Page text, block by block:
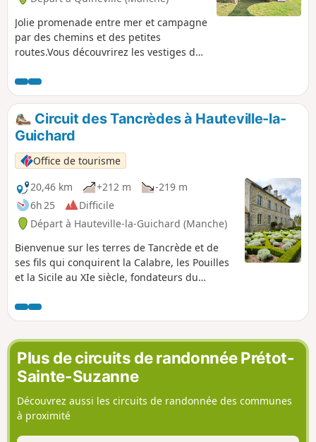
limiter les glissades.
Jolie promenade entre mer et campagne
par des chemins et des petites
routes.Vous découvrirez les vestiges de
dominant la petite vallée de la Sinope.
En faisant le tour du charmant petit port
vous passerez sur les portes à flots.
Circuit des Tancrèdes à Hauteville-la-
Guichard
Office de tourisme
20,46 km
+212 m
-219 m
6h 25
Difficile
Départ à Hauteville-la-Guichard (Manche)
Bienvenue sur les terres de Tancrède et de
ses fils qui conquirent la Calabre, les Pouilles
et la Sicile au XIe siècle, fondateurs du
Siciles.
Plus de circuits de randonnée Prétot-
Sainte-Suzanne
Découvrez aussi les circuits de randonnée des communes
à proximité